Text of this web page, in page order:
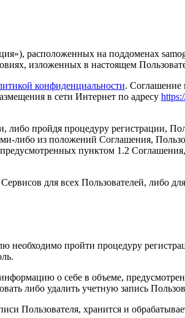
расположенных на поддоменах
изложенных в настоящем
конфиденциальности. Соглашение
в сети Интернет по адресу
пройдя процедуру регистрации,
либо из положений Соглашения,
пунктом 1.2
для всех Пользователей, либо
пройти процедуру
о себе в объеме,
либо удалить учетную запись
Пользователя, хранится и